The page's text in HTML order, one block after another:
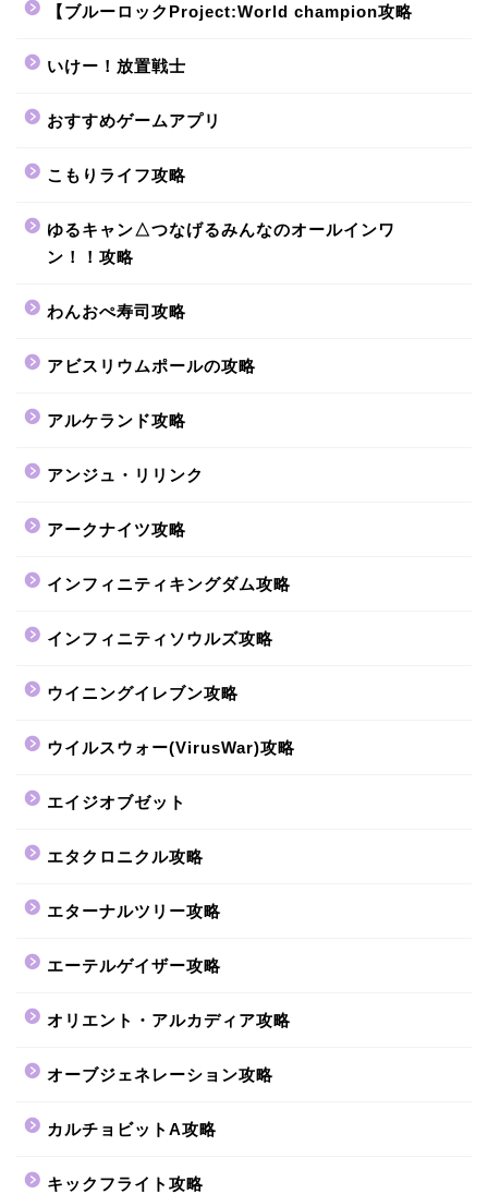
【ブルーロックProject:World champion攻略
いけー！放置戦士
おすすめゲームアプリ
こもりライフ攻略
ゆるキャン△つなげるみんなのオールインワ
ン！！攻略
わんおぺ寿司攻略
アビスリウムポールの攻略
アルケランド攻略
アンジュ・リリンク
アークナイツ攻略
インフィニティキングダム攻略
インフィニティソウルズ攻略
ウイニングイレブン攻略
ウイルスウォー(VirusWar)攻略
エイジオブゼット
エタクロニクル攻略
エターナルツリー攻略
エーテルゲイザー攻略
オリエント・アルカディア攻略
オーブジェネレーション攻略
カルチョビットA攻略
キックフライト攻略